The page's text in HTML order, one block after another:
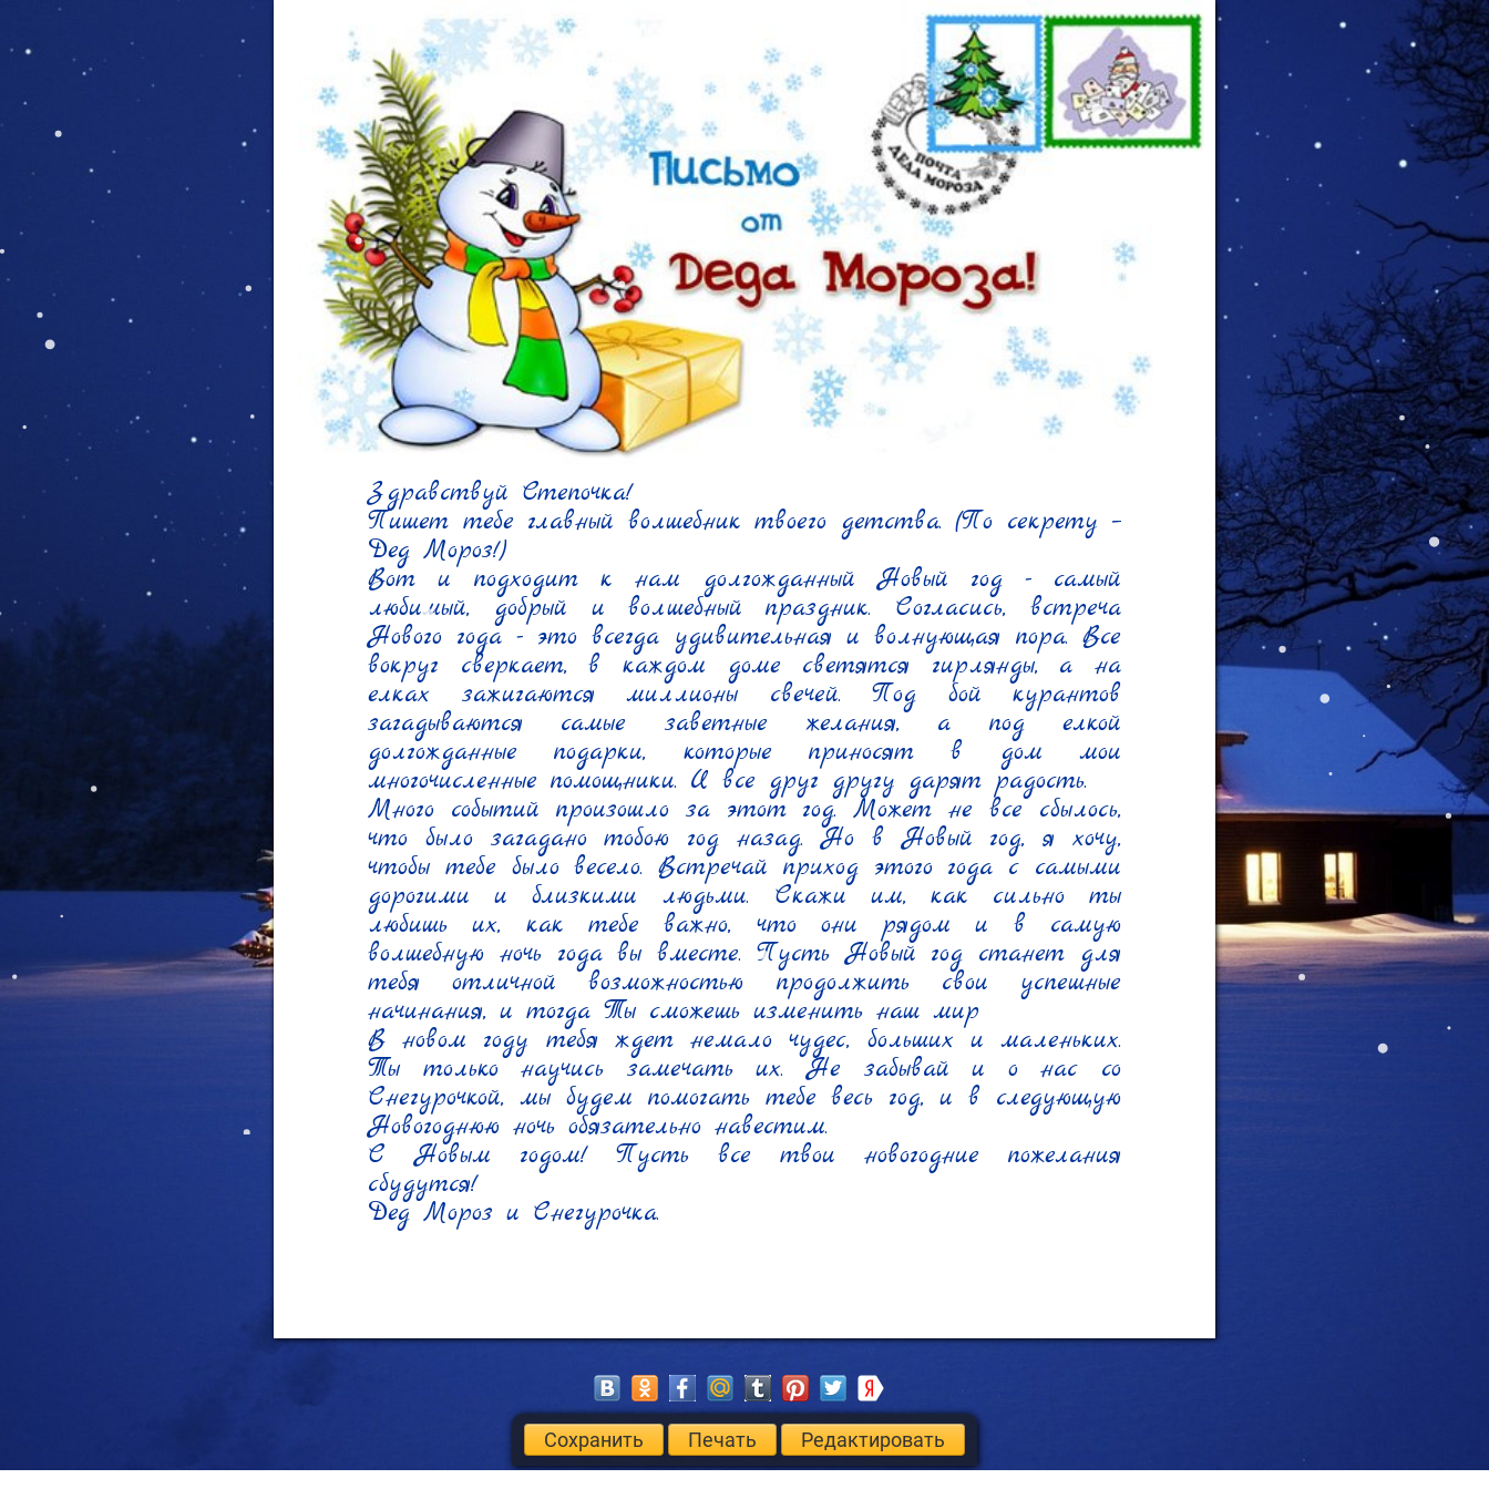
Здравствуй Степочка!
Пишет тебе главный волшебник твоего детства. (По секрету –
Дед Мороз!)
Вот и подходит к нам долгожданный Новый год - самый
любимый, добрый и волшебный праздник. Согласись, встреча
Нового года - это всегда удивительная и волнующая пора. Все
вокруг сверкает, в каждом доме светятся гирлянды, а на
елках зажигаются миллионы свечей. Под бой курантов
загадываются самые заветные желания, а под елкой
долгожданные подарки, которые приносят в дом мои
многочисленные помощники. И все друг другу дарят радость.
Много событий произошло за этот год. Может не все сбылось,
что было загадано тобою год назад. Но в Новый год, я хочу,
чтобы тебе было весело. Встречай приход этого года с самыми
дорогими и близкими людьми. Скажи им, как сильно ты
любишь их, как тебе важно, что они рядом и в самую
волшебную ночь года вы вместе. Пусть Новый год станет для
тебя отличной возможностью продолжить свои успешные
начинания, и тогда Ты сможешь изменить наш мир
В новом году тебя ждет немало чудес, больших и маленьких.
Ты только научись замечать их. Не забывай и о нас со
Снегурочкой, мы будем помогать тебе весь год, и в следующую
Новогоднюю ночь обязательно навестим.
С Новым годом! Пусть все твои новогодние пожелания
сбудутся!
Дед Мороз и Снегурочка.
Сохранить Печать Редактировать